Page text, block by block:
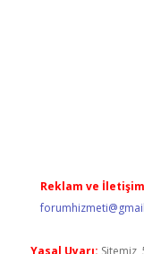
Reklam ve
Yasal Uyarı: Sitemiz,